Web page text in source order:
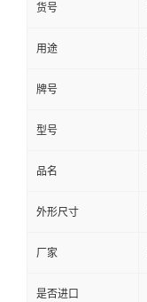
言
货号
用途
牌号
型号
品名
外形尺寸
厂家
是否进口